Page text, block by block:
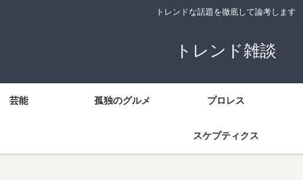
トレンドな話題を徹底して論考します
トレンド雑談
芸能 孤独のグルメ プロレス
スケプティクス